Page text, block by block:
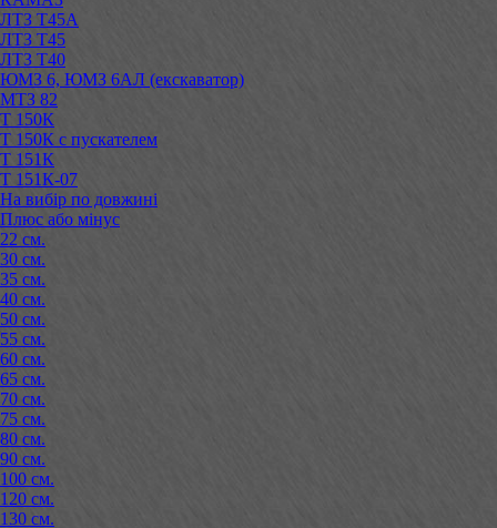
ЛТЗ Т45А
ЛТЗ Т45
ЛТЗ Т40
ЮМЗ 6, ЮМЗ 6АЛ (екскаватор)
МТЗ 82
Т 150К
Т 150К с пускателем
Т 151К
Т 151К-07
На вибір по довжині
Плюс або мінус
22 см.
30 см.
35 см.
40 см.
50 см.
55 см.
60 см.
65 см.
70 см.
75 см.
80 см.
90 см.
100 см.
120 см.
130 см.